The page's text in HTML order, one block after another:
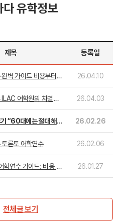
다 유학정보
제목 등록일
벽 가이드 비용부터
26.04.10
ILAC 어학원의 차별점
26.04.03
“60대에는 절대 해외
26.02.26
론토 어학연수 26.02.06
학연수 가이드: 비용 절
26.01.27
전체글 보기